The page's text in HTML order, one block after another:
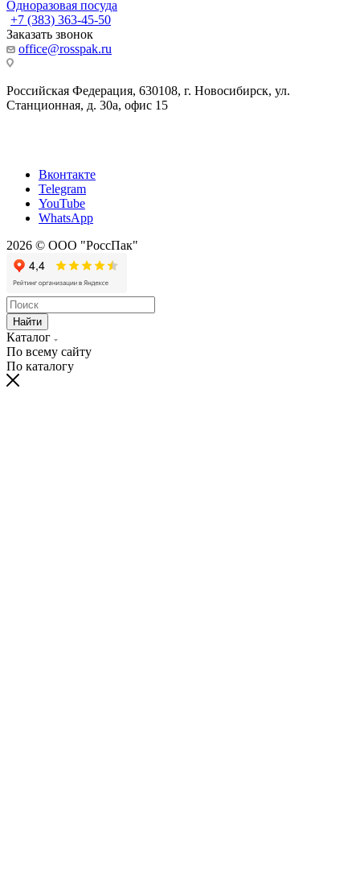
Одноразовая посуда
+7 (383) 363-45-50
Заказать звонок
office@rosspak.ru
Российская Федерация, 630108, г. Новосибирск, ул.
Станционная, д. 30а, офис 15
Вконтакте
Telegram
YouTube
WhatsApp
2026 © ООО "РоссПак"
Найти
Каталог
По всему сайту
По каталогу